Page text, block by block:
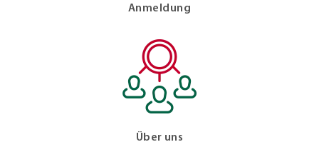
Anmeldung
Über uns